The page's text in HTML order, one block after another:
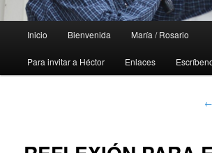
Inicio Bienvenida María / Rosario
Para invitar a Héctor Enlaces
←